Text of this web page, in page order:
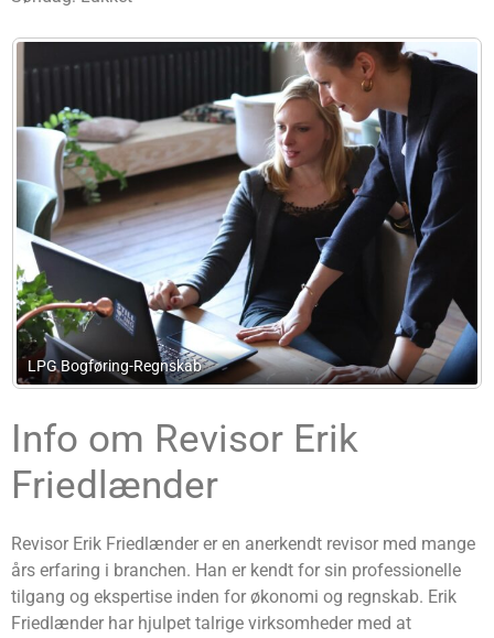
Revisor Ole Nielsen Bach
Info om Revisor Erik
Friedlænder
Revisor Erik Friedlænder er en anerkendt revisor med mange
års erfaring i branchen. Han er kendt for sin professionelle
tilgang og ekspertise inden for økonomi og regnskab. Erik
Friedlænder har hjulpet talrige virksomheder med at